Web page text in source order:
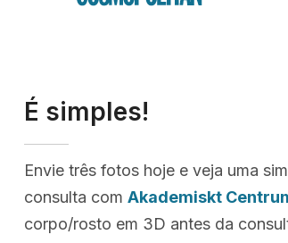
É simples!
Envie três fotos hoje e veja uma
consulta com Akademiskt
corpo/rosto em 3D antes da